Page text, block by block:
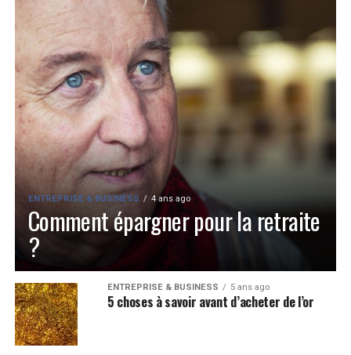
ENTREPRISE & BUSINESS 4 ans ago
Comment épargner pour la retraite
?
ENTREPRISE & BUSINESS 5 ans ago
5 choses à savoir avant d’acheter de l’or